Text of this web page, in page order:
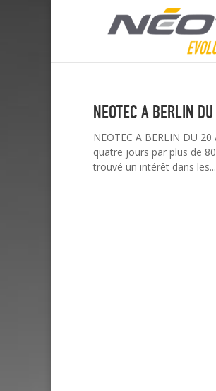
NEOTEC A BERLIN
NEOTEC A BERLIN DU
quatre jours par plus de
trouvé un intérêt dans les...